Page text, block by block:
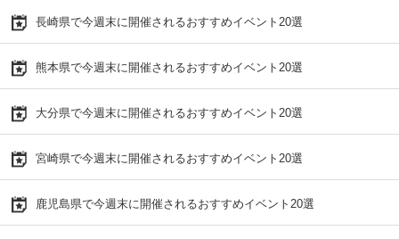
長崎県で今週末に開催されるおすすめイベント20選
熊本県で今週末に開催されるおすすめイベント20選
大分県で今週末に開催されるおすすめイベント20選
宮崎県で今週末に開催されるおすすめイベント20選
鹿児島県で今週末に開催されるおすすめイベント20選